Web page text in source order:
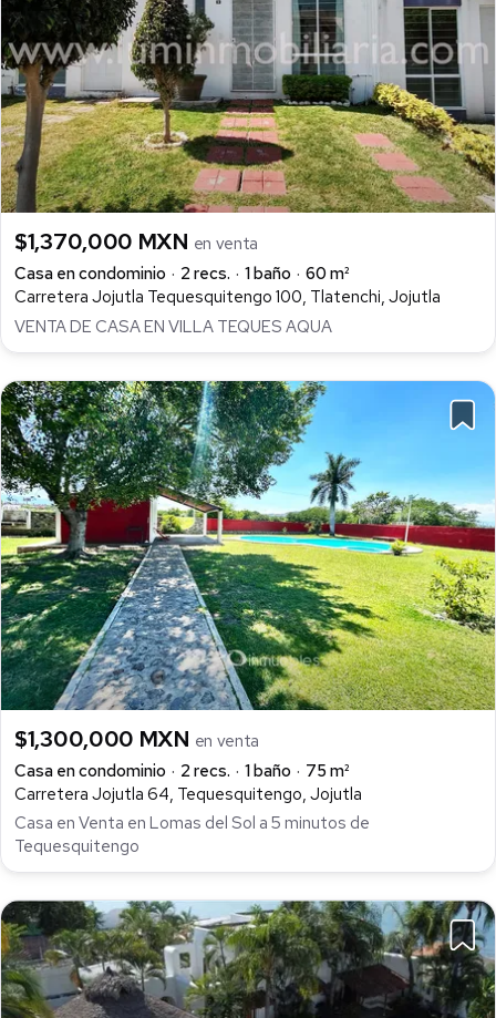
$1,370,000 MXN en venta
Casa en condominio
2 recs. 1 baño
60 m²
Carretera Jojutla Tequesquitengo 100, Tlatenchi, Jojutla
VENTA DE CASA EN VILLA TEQUES AQUA
$1,300,000 MXN en venta
Casa en condominio
2 recs. 1 baño
75 m²
Carretera Jojutla 64, Tequesquitengo, Jojutla
Casa en Venta en Lomas del Sol a 5 minutos de
Tequesquitengo